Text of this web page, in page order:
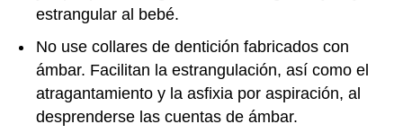
estrangular al bebé.
No use collares de dentición fabricados con
ámbar. Facilitan la estrangulación, así como el
atragantamiento y la asfixia por aspiración, al
desprenderse las cuentas de ámbar.